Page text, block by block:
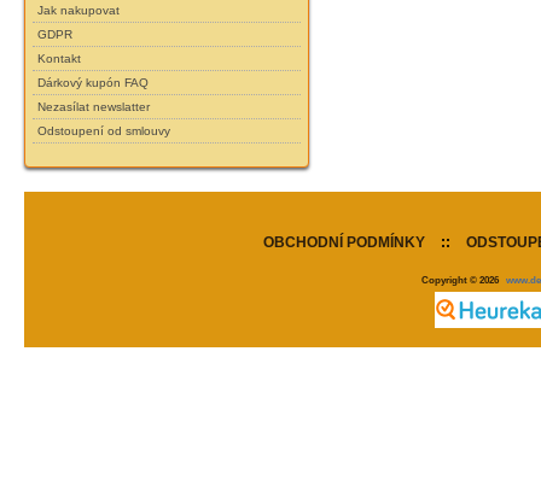
Jak nakupovat
GDPR
Kontakt
Dárkový kupón FAQ
Nezasílat newslatter
Odstoupení od smlouvy
OBCHODNÍ PODMÍNKY ::
Copyright © 2026